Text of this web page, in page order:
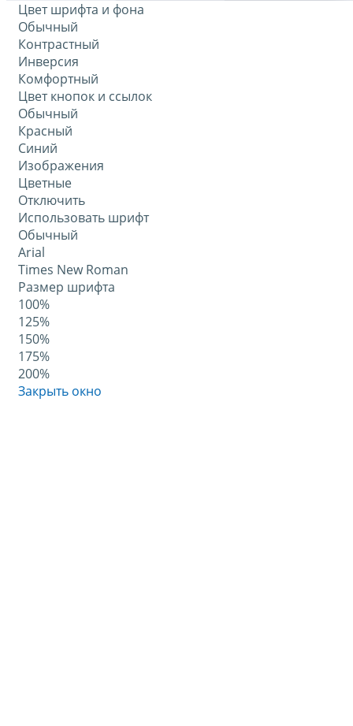
Цвет шрифта и фона
Обычный
Контрастный
Инверсия
Комфортный
Цвет кнопок и ссылок
Обычный
Красный
Синий
Изображения
Цветные
Отключить
Использовать шрифт
Обычный
Arial
Times New Roman
Размер шрифта
100%
125%
150%
175%
200%
Закрыть окно